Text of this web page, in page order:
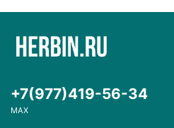
+7(977)419-56-34
MAX